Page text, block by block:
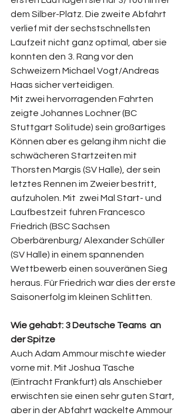
dem Silber-Platz. Die zweite Abfahrt
verlief mit der sechstschnellsten
Laufzeit nicht ganz optimal, aber sie
konnten den 3. Rang vor den
Schweizern Michael Vogt/Andreas
Haas sicher verteidigen.
Mit zwei hervorragenden Fahrten
zeigte Johannes Lochner (BC
Stuttgart Solitude) sein großartiges
Können aber es gelang ihm nicht die
schwächeren Startzeiten mit
Thorsten Margis (SV Halle), der sein
letztes Rennen im Zweier bestritt,
aufzuholen. Mit  zwei Mal Start- und
Laufbestzeit fuhren Francesco
Friedrich (BSC Sachsen
Oberbärenburg/ Alexander Schüller
(SV Halle) in einem spannenden
Wettbewerb einen souveränen Sieg
heraus. Für Friedrich war dies der erste
Saisonerfolg im kleinen Schlitten.
Wie gehabt: 3 Deutsche Teams  an
der Spitze
Auch Adam Ammour mischte wieder
vorne mit. Mit Joshua Tasche
(Eintracht Frankfurt) als Anschieber
erwischten sie einen sehr guten Start,
aber in der Abfahrt wackelte Ammour